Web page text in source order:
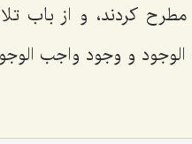
مطرح كردند، و از باب
و وجود واجب